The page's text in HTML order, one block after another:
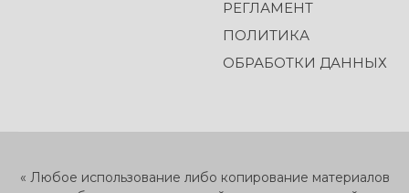
РЕГЛАМЕНТ
ПОЛИТИКА
ОБРАБОТКИ ДАННЫХ
« Любое использование либо копирование материалов